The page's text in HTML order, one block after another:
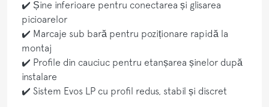
✔️ Șine inferioare pentru conectarea și glisarea
picioarelor
✔️ Marcaje sub bară pentru poziționare rapidă la
montaj
✔️ Profile din cauciuc pentru etanșarea șinelor după
instalare
✔️ Sistem Evos LP cu profil redus, stabil și discret